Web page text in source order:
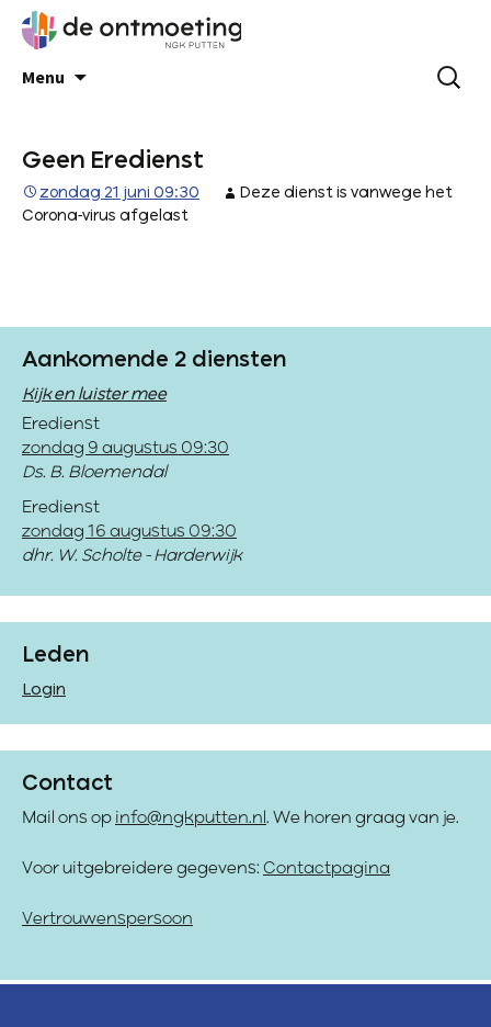
Menu
Geen Eredienst
zondag 21 juni 09:30
Deze dienst is vanwege het
Corona-virus afgelast
Aankomende 2 diensten
Kijk en luister mee
Eredienst
zondag 9 augustus 09:30
Ds. B. Bloemendal
Eredienst
zondag 16 augustus 09:30
dhr. W. Scholte - Harderwijk
Leden
Login
Contact
Mail ons op info@ngkputten.nl . We horen graag van je.
Voor uitgebreidere gegevens: Contactpagina
Vertrouwenspersoon